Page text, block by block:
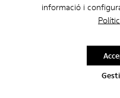
informació i